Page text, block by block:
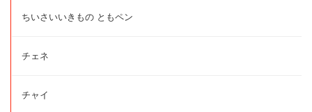
ちいさいいきもの ともペン
チェネ
チャイ